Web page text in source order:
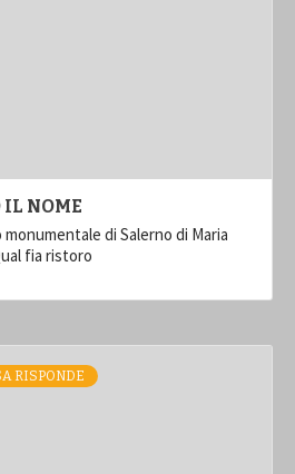
IL NOME
di Salerno di Maria
fia ristoro
RISPONDE